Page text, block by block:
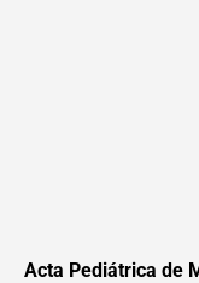
Acta Pediátrica de